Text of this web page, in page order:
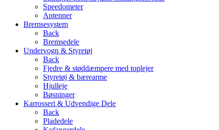
Speedometer
Antenner
Bremsesystem
Back
Bremsedele
Undervogn & Styretøj
Back
Fjedre & støddæmpere med toplejer
Styretøj & bærearme
Hjulleje
Bøsninger
Karrosseri & Udvendige Dele
Back
Pladedele